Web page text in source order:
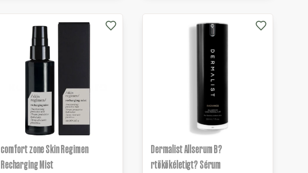
comfort zone Skin Regimen
Recharging Mist
Dermalist Allserum B?
rtökökéletigt? Sérum